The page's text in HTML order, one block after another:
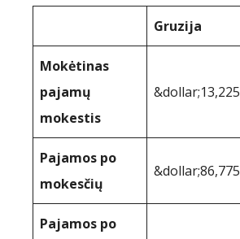
Gruzija
Mokėtinas
pajamų
mokestis
&dollar;13,225
Pajamos po
mokesčių
&dollar;86,775
Pajamos po